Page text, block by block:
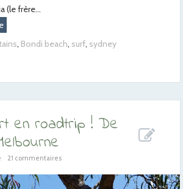
(le frère...
, Bondi beach, surf, sydney
en roadtrip ! De
21 commentaires